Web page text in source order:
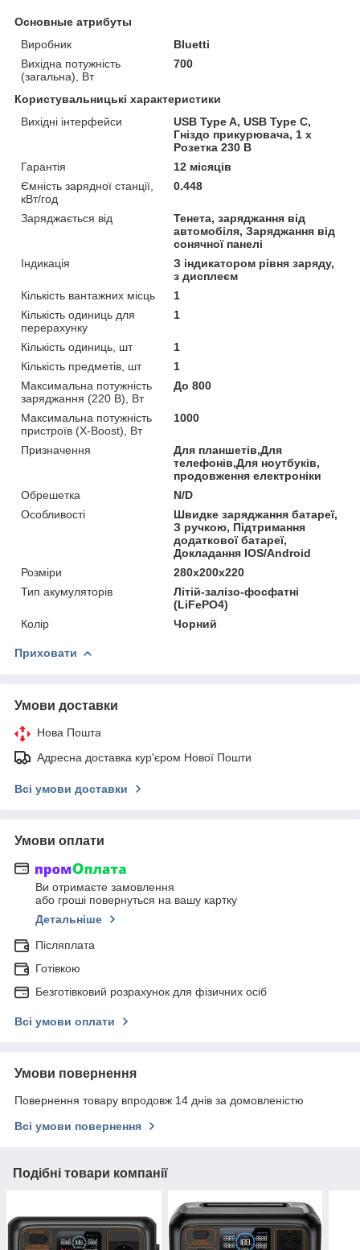
Основные атрибуты
Виробник
Bluetti
Вихідна потужність
(загальна), Вт
700
Користувальницькі характеристики
Вихідні інтерфейси
USB Type A, USB Type C,
Гніздо прикурювача, 1 x
Розетка 230 В
Гарантія
12 місяців
Ємність зарядної станції,
кВт/год
0.448
Заряджається від
Тенета, заряджання від
автомобіля, Заряджання від
сонячної панелі
Індикація
З індикатором рівня заряду,
з дисплеєм
Кількість вантажних місць
1
Кількість одиниць для
перерахунку
1
Кількість одиниць, шт
1
Кількість предметів, шт
1
Максимальна потужність
заряджання (220 В), Вт
До 800
Максимальна потужність
пристроїв (X-Boost), Вт
1000
Призначення
Для планшетів,Для
телефонів,Для ноутбуків,
продовження електроніки
Обрешетка
N/D
Особливості
Швидке заряджання батареї,
З ручкою, Підтримання
додаткової батареї,
Докладання IOS/Android
Розміри
280x200x220
Тип акумуляторів
Літій-залізо-фосфатні
(LiFePO4)
Колір
Чорний
Приховати
Умови доставки
Нова Пошта
Адресна доставка кур'єром Нової Пошти
Всі умови доставки
Умови оплати
Ви отримаєте замовлення
або гроші повернуться на вашу картку
Детальніше
Післяплата
Готівкою
Безготівковий розрахунок для фізичних осіб
Всі умови оплати
Умови повернення
Повернення товару впродовж 14 днів за домовленістю
Всі умови повернення
Подібні товари компанії